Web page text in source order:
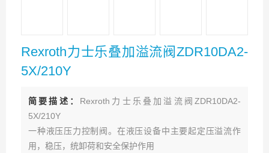
Rexroth力士乐叠加溢流阀ZDR10DA2-
5X/210Y
简要描述： Rexroth力士乐叠加溢流阀ZDR10DA2-
5X/210Y
一种液压压力控制阀。在液压设备中主要起定压溢流作
用，稳压，统卸荷和安全保护作用